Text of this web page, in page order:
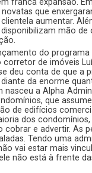
novatas que
aumentar.
mão de
do programa
corretor de imóveis
deu conta de que a
da enorme
nasceu a Alpha
que
de edifícios
dos
cobrar e advertir. As
Tendo uma
vai estar mais
não está à frente